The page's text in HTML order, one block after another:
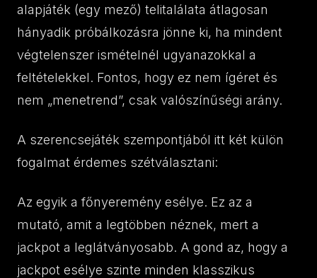
alapjáték (egy mező) telitalálata átlagosan
hányadik próbálkozásra jönne ki, ha mindent
végtelenszer ismételnél ugyanazokkal a
feltételekkel. Fontos, hogy ez nem ígéret és
nem „menetrend”, csak valószínűségi arány.
A szerencsejáték szempontjából itt két külön
fogalmat érdemes szétválasztani:
Az egyik a főnyeremény esélye. Ez az a
mutató, amit a legtöbben néznek, mert a
jackpot a leglátványosabb. A gond az, hogy a
jackpot esélye szinte minden klasszikus